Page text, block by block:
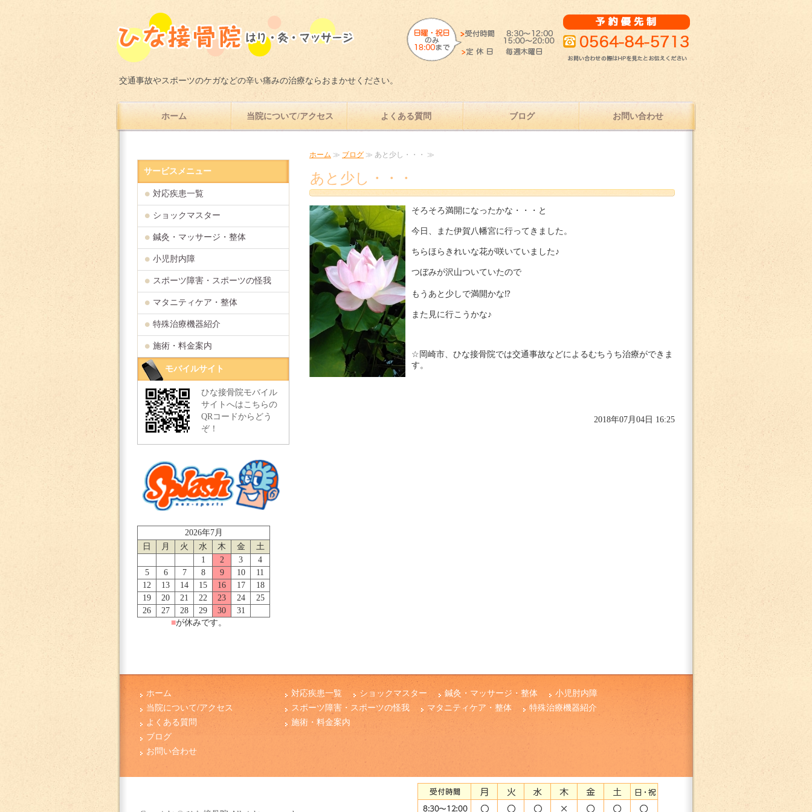
愛知県岡崎市で肩、腰、ひざの痛み治療ならひな接骨院
交通事故やスポーツのケガなどの辛い痛みの治療ならおまかせください。
ホーム 当院について/アクセス よくある質問 ブログ お問い合わせ
ホーム ≫ ブログ ≫ あと少し・・・ ≫
あと少し・・・
そろそろ満開になったかな・・・と
今日、また伊賀八幡宮に行ってきました。
ちらほらきれいな花が咲いていました♪
つぼみが沢山ついていたので
もうあと少しで満開かな⁉
また見に行こうかな♪
☆岡崎市、ひな接骨院では交通事故などによるむちうち治療ができま
す。
2018年07月04日 16:25
サービスメニュー
対応疾患一覧
ショックマスター
鍼灸・マッサージ・整体
小児肘内障
スポーツ障害・スポーツの怪我
マタニティケア・整体
特殊治療機器紹介
施術・料金案内
モバイルサイト
ひな接骨院モバイル
サイトへはこちらの
QRコードからどう
ぞ！
2026年7月
日
月 火 水 木 金
土
1
2 3
4
5
6 7 8 9 10
11
12
13 14 15 16 17
18
19
20 21 22 23 24
25
26
27 28 29 30
31
■が休みです。
ホーム
当院について/アクセス
よくある質問
ブログ
お問い合わせ
対応疾患一覧 ショックマスター 鍼灸・マッサージ・整体
小児肘内障
スポーツ障害・スポーツの怪我
マタニティケア・整体
特殊治療機器紹介
施術・料金案内